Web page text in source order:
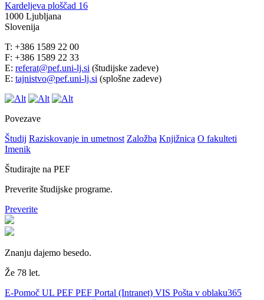
Kardeljeva ploščad 16
1000 Ljubljana
Slovenija
T: +386 1589 22 00
F: +386 1589 22 33
E: referat@pef.uni-lj.si (študijske zadeve)
E: tajnistvo@pef.uni-lj.si (splošne zadeve)
Povezave
Študij Raziskovanje in umetnost Založba Knjižnica O fakulteti
Imenik
Študirajte na PEF
Preverite študijske programe.
Preverite
Znanju dajemo besedo.
Že 78 let.
E-Pomoč UL PEF PEF Portal (Intranet) VIS Pošta v oblaku365